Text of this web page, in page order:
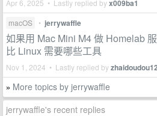
Apr 6, 2025 • Lastly replied byx009ba1
macOS • jerrywaffle
如果用 Mac Mini M4 做 Homelab
比 Linux 需要哪些工具
Nov 1, 2024 • Lastly replied by
» More topics by jerrywaffle
jerrywaffle's recent replies